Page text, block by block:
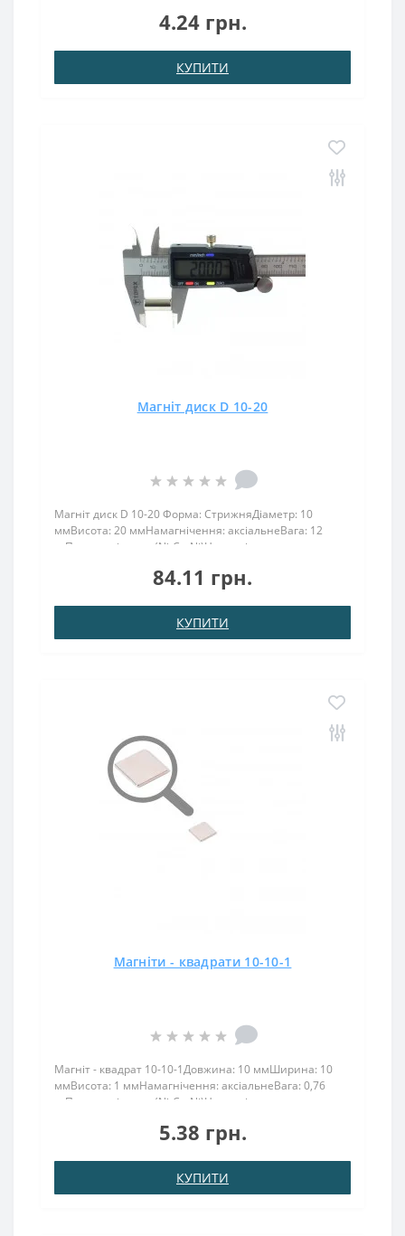
використання: до 80 ° CМагніт10х10х0,5 має потужну
4.24 грн.
КУПИТИ
Магніт диск D 10-20
Магніт диск D 10-20 Форма: СтрижняДіаметр: 10
ммВисота: 20 ммНамагнічення: аксіальнеВага: 12
грПоверх. нікель .: (Ni-Cu-Ni)Намагнічення:
використання: до 80 ° CМагніт у вигляді прутка 10х20
84.11 грн.
КУПИТИ
Магніти - квадрати 10-10-1
Магніт - квадрат 10-10-1Довжина: 10 ммШирина: 10
ммВисота: 1 ммНамагнічення: аксіальнеВага: 0,76
грПоверх. нікель .: (Ni-Cu-Ni)Намагнічення:
використання: до 80 ° CЛегкий і тонкий магніт квадрат
5.38 грн.
КУПИТИ